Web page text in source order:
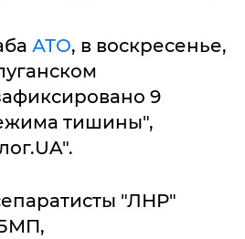
АТО, в воскресенье,
9
тишины",
"ЛНР"